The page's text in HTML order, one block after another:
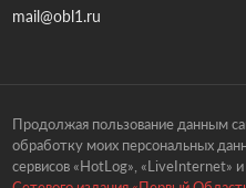
mail@obl1.ru
Продолжая пользование данным
обработку моих персональных
сервисов «HotLog», «LiveInternet»